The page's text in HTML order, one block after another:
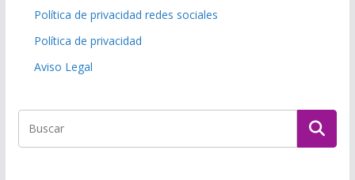
Política de privacidad redes sociales
Política de privacidad
Aviso Legal